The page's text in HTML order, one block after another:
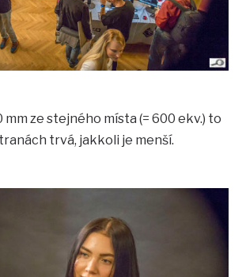
ze stejného místa (= 600 ekv.) to
trvá, jakkoli je menší.